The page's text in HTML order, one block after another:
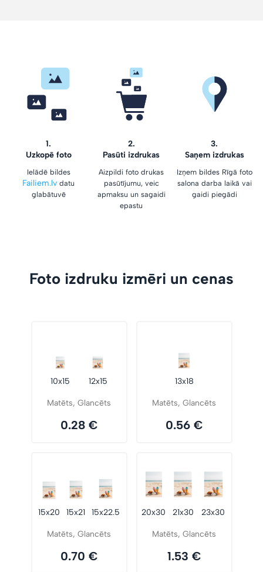
1.
Uzkopē foto
2.
Pasūti izdrukas
3.
Saņem izdrukas
Ielādē bildes
Failiem.lv datu
glabātuvē
Aizpildi foto drukas
pasūtījumu, veic
apmaksu un sagaidi
epastu
Izņem bildes Rīgā foto
salona darba laikā vai
gaidi piegādi
Foto izdruku izmēri un cenas
10x15 12x15
Matēts, Glancēts
0.28 €
13x18
Matēts, Glancēts
0.56 €
15x20 15x21 15x22.5
Matēts, Glancēts
0.70 €
20x30 21x30 23x30
Matēts, Glancēts
1.53 €